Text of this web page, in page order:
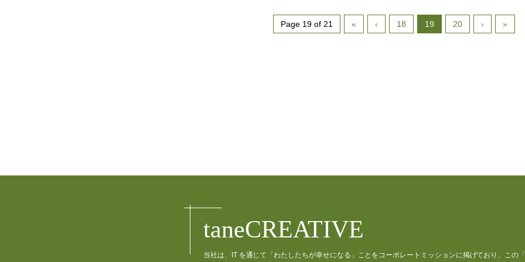
Page 19 of 21 « ‹ 18 19 20 › »
taneCREATIVE
当社は、IT を通じて「わたしたちが幸せになる」ことをコーポレートミッションに掲げており、この